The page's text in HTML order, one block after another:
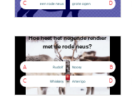
C een rode neus D
grote ogen
Hoe heet het negende rendier
met derode neus?
A Rudolf B
Noosy
C Whisk(e)y D
Amerigo